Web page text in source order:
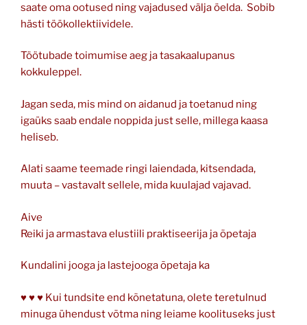
saate oma ootused ning vajadused välja öelda. Sobib
hästi töökollektiividele.
Töötubade toimumise aeg ja tasakaalupanus
kokkuleppel.
Jagan seda, mis mind on aidanud ja toetanud ning
igaüks saab endale noppida just selle, millega kaasa
heliseb.
Alati saame teemade ringi laiendada, kitsendada,
muuta – vastavalt sellele, mida kuulajad vajavad.
Aive
Reiki ja armastava elustiili praktiseerija ja õpetaja
Kundalini jooga ja lastejooga õpetaja ka
♥ ♥ ♥ Kui tundsite end kõnetatuna, olete teretulnud
minuga ühendust võtma ning leiame koolituseks just